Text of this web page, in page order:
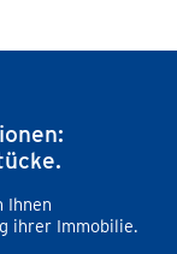
Ihnen
ihrer Immobilie.